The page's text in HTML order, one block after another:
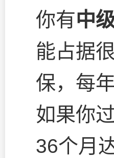
你有中
能占据
保，每
如果你
36个月